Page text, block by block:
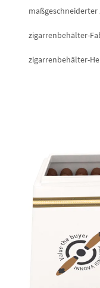
zigarrenbehälter-
zigarrenbehälter-